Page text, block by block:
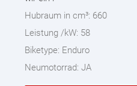
Hubraum in cm³: 660
Leistung /kW: 58
Biketype: Enduro
Neumotorrad: JA